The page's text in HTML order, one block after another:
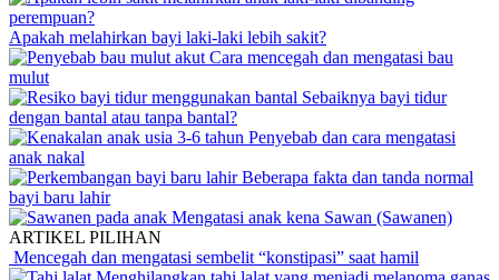
Apakah melahirkan bayi laki-laki lebih sakit?
Cara mencegah dan mengatasi bau
mulut
Sebaiknya bayi tidur
dengan bantal atau tanpa bantal?
Penyebab dan cara mengatasi
anak nakal
Beberapa fakta dan tanda normal
bayi baru lahir
Mengatasi anak kena Sawan (Sawanen)
ARTIKEL PILIHAN
Mencegah dan mengatasi sembelit “konstipasi” saat hamil